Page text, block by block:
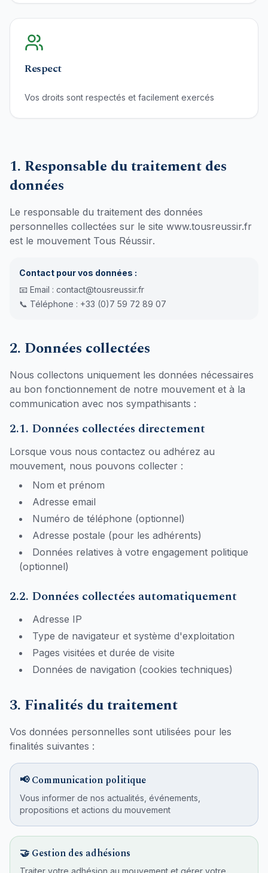
Respect
Vos droits sont respectés et facilement exercés
1. Responsable du traitement des
données
Le responsable du traitement des données
personnelles collectées sur le site www.tousreussir.fr
est le mouvement Tous Réussir, représenté par son
.
Contact pour vos données :
📧 Email : contact@tousreussir.fr
📞 Téléphone : +33 (0)7 59 72 89 07
2. Données collectées
Nous collectons uniquement les données nécessaires
au bon fonctionnement de notre mouvement et à la
communication avec nos sympathisants :
2.1. Données collectées directement
Lorsque vous nous contactez ou adhérez au
mouvement, nous pouvons collecter :
Nom et prénom
Adresse email
Numéro de téléphone (optionnel)
Adresse postale (pour les adhérents)
Données relatives à votre engagement politique
(optionnel)
2.2. Données collectées automatiquement
Adresse IP
Type de navigateur et système d'exploitation
Pages visitées et durée de visite
Données de navigation (cookies techniques)
3. Finalités du traitement
Vos données personnelles sont utilisées pour les
finalités suivantes :
📢 Communication politique
Vous informer de nos actualités, événements,
propositions et actions du mouvement
🤝 Gestion des adhésions
Traiter votre adhésion au mouvement et gérer votre